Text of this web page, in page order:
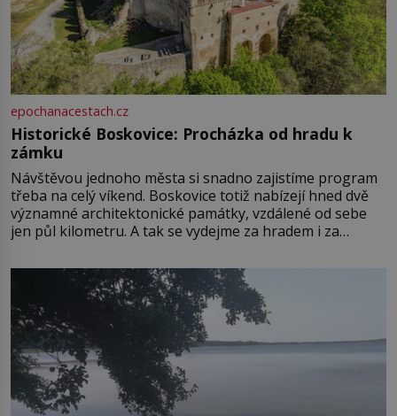
epochanacestach.cz
Historické Boskovice: Procházka od hradu k
zámku
Návštěvou jednoho města si snadno zajistíme program
třeba na celý víkend. Boskovice totiž nabízejí hned dvě
významné architektonické památky, vzdálené od sebe
jen půl kilometru. A tak se vydejme za hradem i za
Boskovice na okraji Drahanské vrchoviny vznikla někdy
ve13. století, a už v roce 1313 kronikáři zaznamenali